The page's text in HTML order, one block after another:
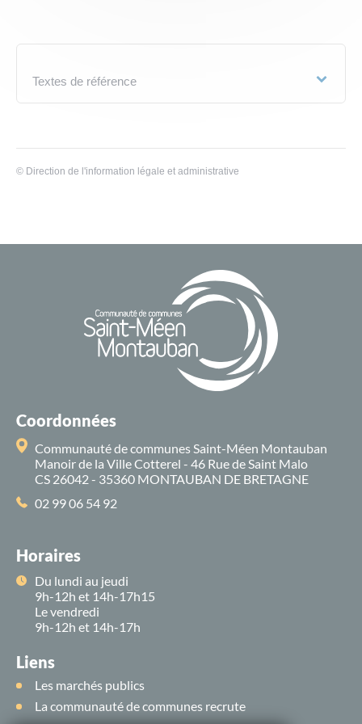
Textes de référence
© Direction de l'information légale et administrative
Coordonnées
Communauté de communes Saint-Méen Montauban
Manoir de la Ville Cotterel - 46 Rue de Saint Malo
CS 26042 - 35360 MONTAUBAN DE BRETAGNE
02 99 06 54 92
Horaires
Du lundi au jeudi
9h-12h et 14h-17h15
Le vendredi
9h-12h et 14h-17h
Liens
Les marchés publics
La communauté de communes recrute